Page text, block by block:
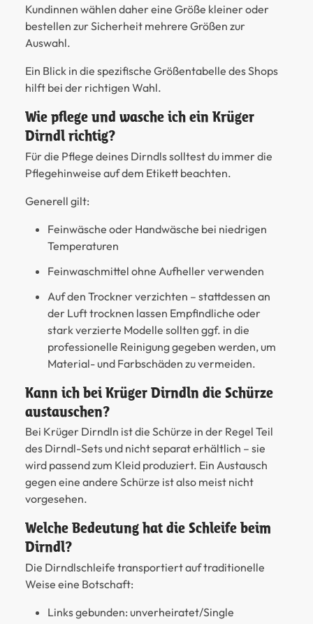
Kundinnen wählen daher eine Größe kleiner oder
bestellen zur Sicherheit mehrere Größen zur
Auswahl.
Ein Blick in die spezifische Größentabelle des Shops
hilft bei der richtigen Wahl.
Wie pflege und wasche ich ein Krüger
Dirndl richtig?
Für die Pflege deines Dirndls solltest du immer die
Pflegehinweise auf dem Etikett beachten.
Generell gilt:
Feinwäsche oder Handwäsche bei niedrigen
Temperaturen
Feinwaschmittel ohne Aufheller verwenden
Auf den Trockner verzichten – stattdessen an
der Luft trocknen lassen Empfindliche oder
stark verzierte Modelle sollten ggf. in die
professionelle Reinigung gegeben werden, um
Material- und Farbschäden zu vermeiden.
Kann ich bei Krüger Dirndln die Schürze
austauschen?
Bei Krüger Dirndln ist die Schürze in der Regel Teil
des Dirndl-Sets und nicht separat erhältlich – sie
wird passend zum Kleid produziert. Ein Austausch
gegen eine andere Schürze ist also meist nicht
vorgesehen.
Welche Bedeutung hat die Schleife beim
Dirndl?
Die Dirndlschleife transportiert auf traditionelle
Weise eine Botschaft:
Links gebunden: unverheiratet/Single